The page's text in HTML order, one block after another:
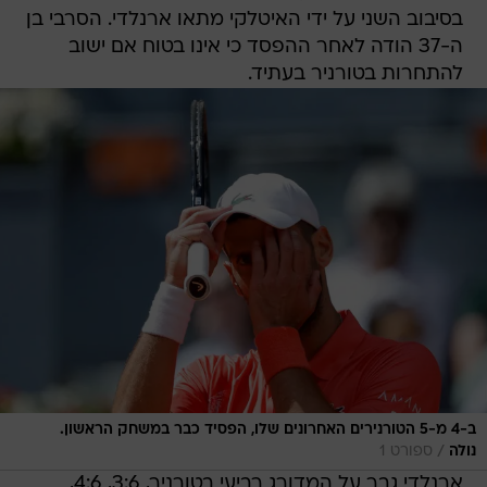
בסיבוב השני על ידי האיטלקי מתאו ארנלדי. הסרבי בן
ה-37 הודה לאחר ההפסד כי אינו בטוח אם ישוב
להתחרות בטורניר בעתיד.
ב-4 מ-5 הטורנירים האחרונים שלו, הפסיד כבר במשחק הראשון.
נולה / ספורט 1